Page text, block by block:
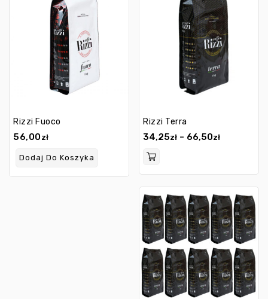
Rizzi Fuoco
56,00 zł
Dodaj Do Koszyka
Rizzi Terra
34,25zł – 66,50zł